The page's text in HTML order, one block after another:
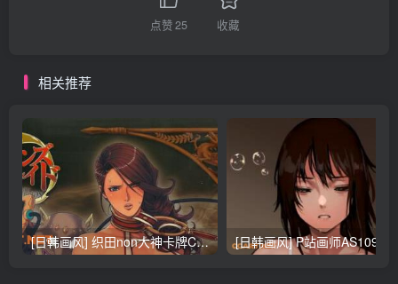
点赞25 收藏
相关推荐
[日韩画风] 织田non大神卡牌CG插画设计画集256P 161M_CG原画资源